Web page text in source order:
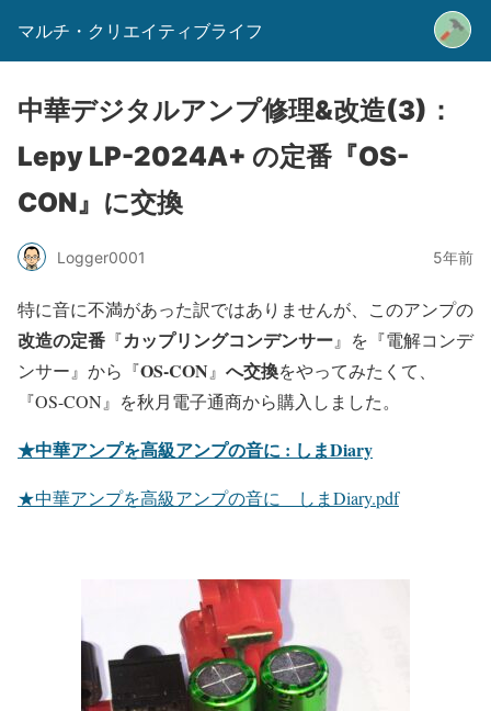
マルチ・クリエイティブライフ
中華デジタルアンプ修理&改造(3)：
Lepy LP-2024A+ の定番『OS-
CON』に交換
Logger0001 5年前
特に音に不満があった訳ではありませんが、このアンプの
改造の定番 『カップリングコンデンサー』を『電解コンデ
ンサー』から『OS-CON 』 へ交換をやってみたくて、
『OS-CON』を秋月電子通商から購入しました。
★中華アンプを高級アンプの音に : しまDiary
★中華アンプを高級アンプの音に _ しまDiary.pdf